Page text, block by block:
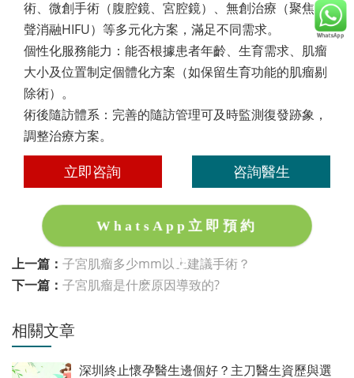
術、微創手術（腹腔鏡、宮腔鏡）、無創治療（聚焦超
聲消融HIFU）等多元化方案，滿足不同需求。
個性化服務能力：能否根據患者年齡、生育需求、肌瘤
大小及位置制定個體化方案（如保留生育功能的肌瘤剔
除術）。
術後隨訪體系：完善的隨訪管理可及時監測復發跡象，
調整治療方案。
立即咨詢 咨詢醫生
WhatsApp立即預約
上一篇： 子宮肌瘤多少mm以上建議手術？
下一篇： 子宮肌瘤是什麽原因導致的?
相關文章
深圳終止懷孕醫生邊個好？主刀醫生資歷與選